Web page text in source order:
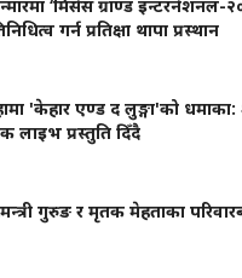
‘मिसेस ग्राण्ड इन्टरनेशनल-
गर्न प्रतिक्षा थापा प्रस्थान
'केहार एण्ड द लुङ्गा'को धमाका:
लाइभ प्रस्तुति दिँदै
गुरुङ र मृतक मेहताका